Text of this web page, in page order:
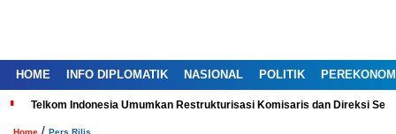
HOME INFO DIPLOMATIK NASIONAL POLITIK
Telkom Indonesia Umumkan Restrukturisasi Komisaris dan Direksi
Home / Pers Rilis